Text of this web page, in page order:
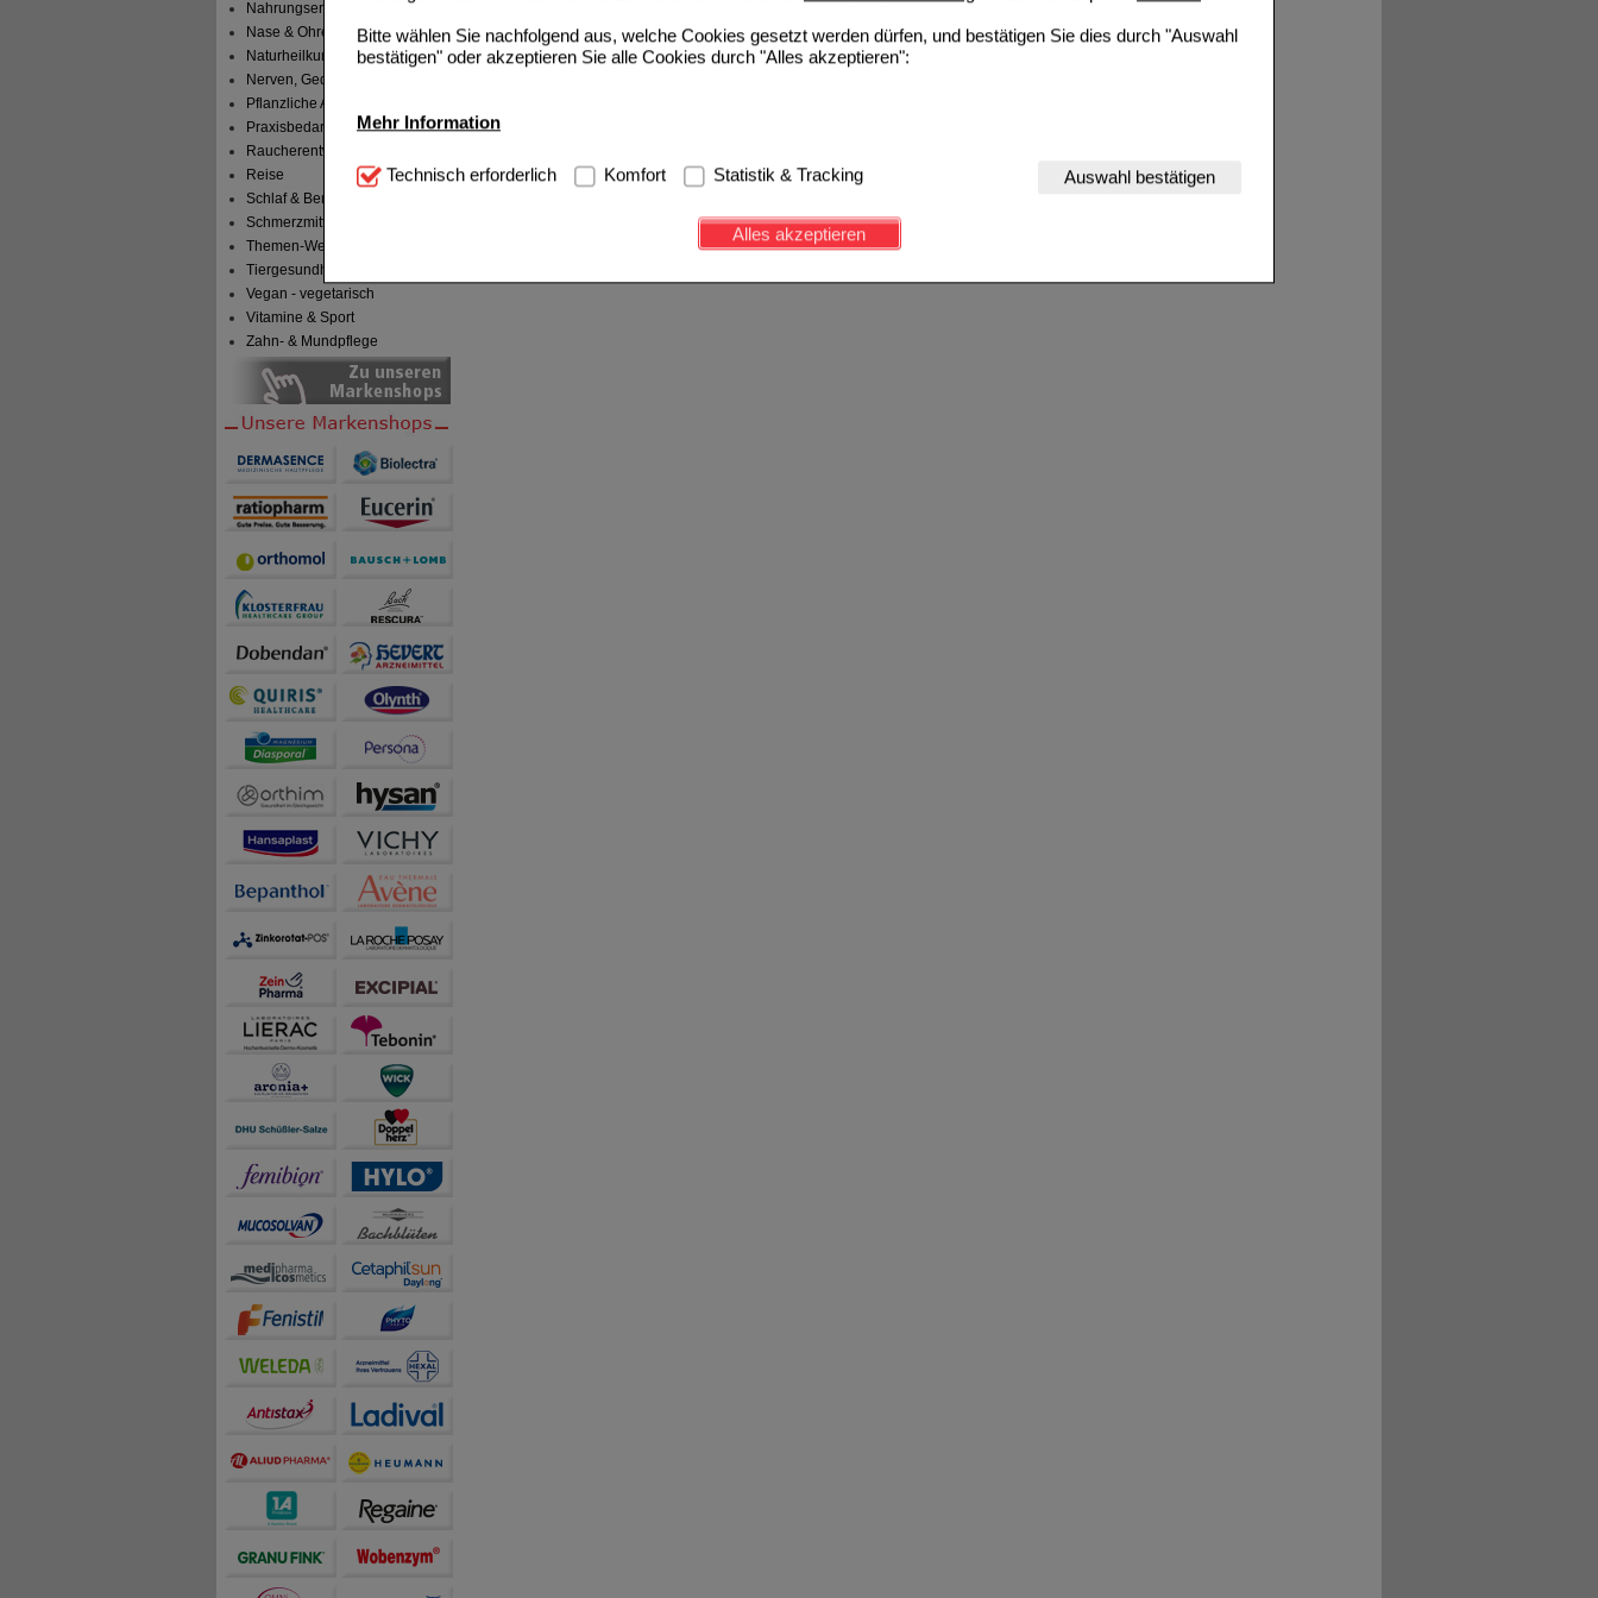
Bitte wählen Sie nachfolgend aus, welche Cookies gesetzt werden dürfen, und bestätigen Sie dies durch "Auswahl
bestätigen" oder akzeptieren Sie alle Cookies durch "Alles akzeptieren":
Mehr Information
Technisch Notwendig: Hierbei handelt es sich um Cookies, die für die Grundfunktionen unserer Website
notwendig sind (z.B. Navigation, Warenkorb, Kundenkonto), weshalb auf diese nicht verzichtet werden kann.
Diese Cookies werden genutzt um das Einkaufserlebnis noch ansprechender zu gestalten,
beispielsweise für die Wiedererkennung des Besuchers oder unsere Seite an bevorzugte Verhaltensweisen (z.B.
Inhalte anzuzeigen und unser Partnerprogramm zu betreiben.
Statistik & Tracking:
sammeln, mit deren Hilfe wir unsere Website weiter für Sie optimieren können, den Inhalt auf unserer Website aber
auch die Werbung auf Drittseiten möglichst relevant für Sie zu gestalten. Bitte beachten Sie, dass Daten hierfür
teilweise an Dritte wie z.B. Google oder soziale Medien übertragen werden.
Technisch erforderlich Komfort Statistik & Tracking Auswahl bestätigen
Alles akzeptieren
Nahrungsergänzung
Nase & Ohren
Naturheilkunde
Nerven, Gedächtnis & Gemüt
Pflanzliche Arzneimittel
Praxisbedarf
Raucherentwöhnung
Reise
Schlaf & Beruhigung
Schmerzmittel
Themen-Welten
Tiergesundheit & Tierbedarf
Vegan - vegetarisch
Vitamine & Sport
Zahn- & Mundpflege
pro Seite
2